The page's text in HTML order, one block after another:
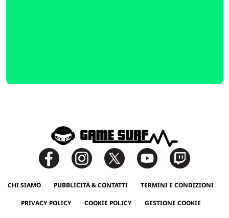
CHI SIAMO PUBBLICITÀ & CONTATTI TERMINI E CONDIZIONI
PRIVACY POLICY COOKIE POLICY GESTIONE COOKIE